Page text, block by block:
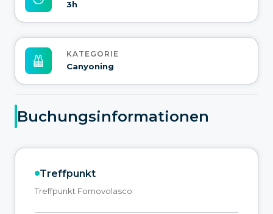
3h
KATEGORIE
Canyoning
Buchungsinformationen
Treffpunkt
Treffpunkt Fornovolasco